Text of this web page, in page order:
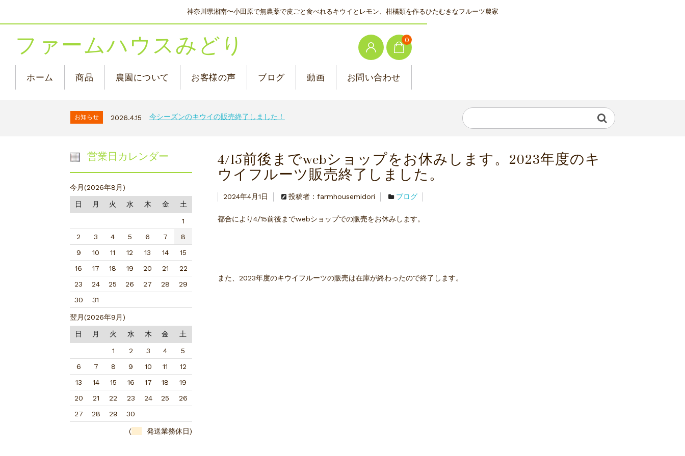
神奈川県湘南〜小田原で無農薬で皮ごと食べれるキウイとレモン、柑橘類を作るひたむきなフルーツ農家
ファームハウスみどり 0
ホーム 商品 農園について お客様の声 ブログ 動画 お問い合わせ
お知らせ 2026.4.15 今シーズンのキウイの販売終了しました！
4/15前後までwebショップをお休みします。2023年度のキ
ウイフルーツ販売終了しました。
2024年4月1日 投稿者：farmhousemidori ブログ
都合により4/15前後までwebショップでの販売をお休みします。
また、2023年度のキウイフルーツの販売は在庫が終わったので終了します。
営業日カレンダー
今月(2026年8月)
日 月 火 水 木 金 土
1
2
3 4 5 6 7
8
9
10 11 12 13 14
15
16
17 18 19 20 21
22
23
24 25 26 27 28
29
30
31
翌月(2026年9月)
日 月 火 水 木 金 土
1 2 3 4
5
6
7 8 9 10 11
12
13
14 15 16 17 18
19
20
21 22 23 24 25
26
27
28 29 30
( 発送業務休日)